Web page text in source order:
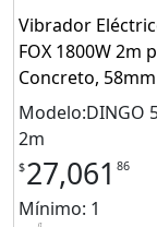
Vibrador
FOX 1800W 2m
Concreto, 58mm
Modelo:DINGO
2m
$27,061 86
Mínimo: 1